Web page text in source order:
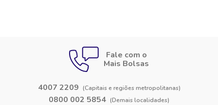
Fale com o
Mais Bolsas
4007 2209 (Capitais e regiões metropolitanas)
0800 002 5854 (Demais localidades)